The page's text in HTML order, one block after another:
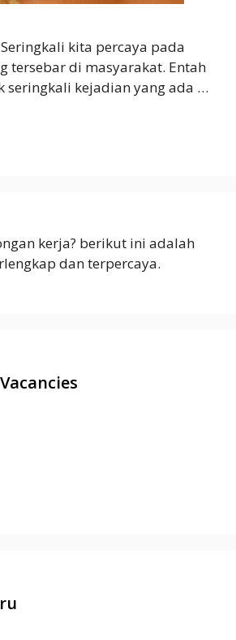
kita percaya pada
tersebar di masyarakat. Entah
seringkali kejadian yang ada …
kerja? berikut ini adalah
dan terpercaya.